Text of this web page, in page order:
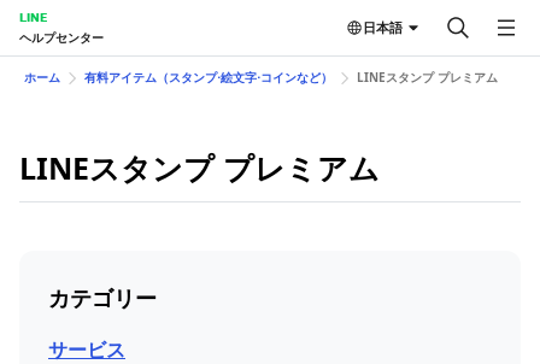
LINE
ヘルプセンター
日本語
ホーム 有料アイテム（スタンプ⋅絵文字⋅コインなど） LINEスタンプ プレミアム
LINEスタンプ プレミアム
カテゴリー
サービス